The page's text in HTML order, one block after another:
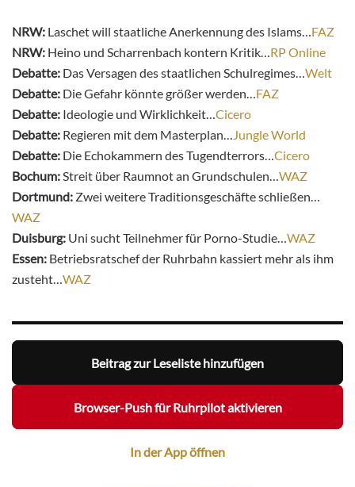
NRW: Laschet will staatliche Anerkennung des Islams…FAZ
NRW: Heino und Scharrenbach kontern Kritik…RP Online
Debatte: Das Versagen des staatlichen Schulregimes…Welt
Debatte: Die Gefahr könnte größer werden…FAZ
Debatte: Ideologie und Wirklichkeit…Cicero
Debatte: Regieren mit dem Masterplan…Jungle World
Debatte: Die Echokammern des Tugendterrors…Cicero
Bochum:Streit über Raumnot an Grundschulen…WAZ
Dortmund: Zwei weitere Traditionsgeschäfte schließen…
WAZ
Duisburg: Uni sucht Teilnehmer für Porno-Studie…WAZ
Essen: Betriebsratschef der Ruhrbahn kassiert mehr als ihm
zusteht…WAZ
Beitrag zur Leseliste hinzufügen
Browser-Push für Ruhrpilot aktivieren
In der App öffnen